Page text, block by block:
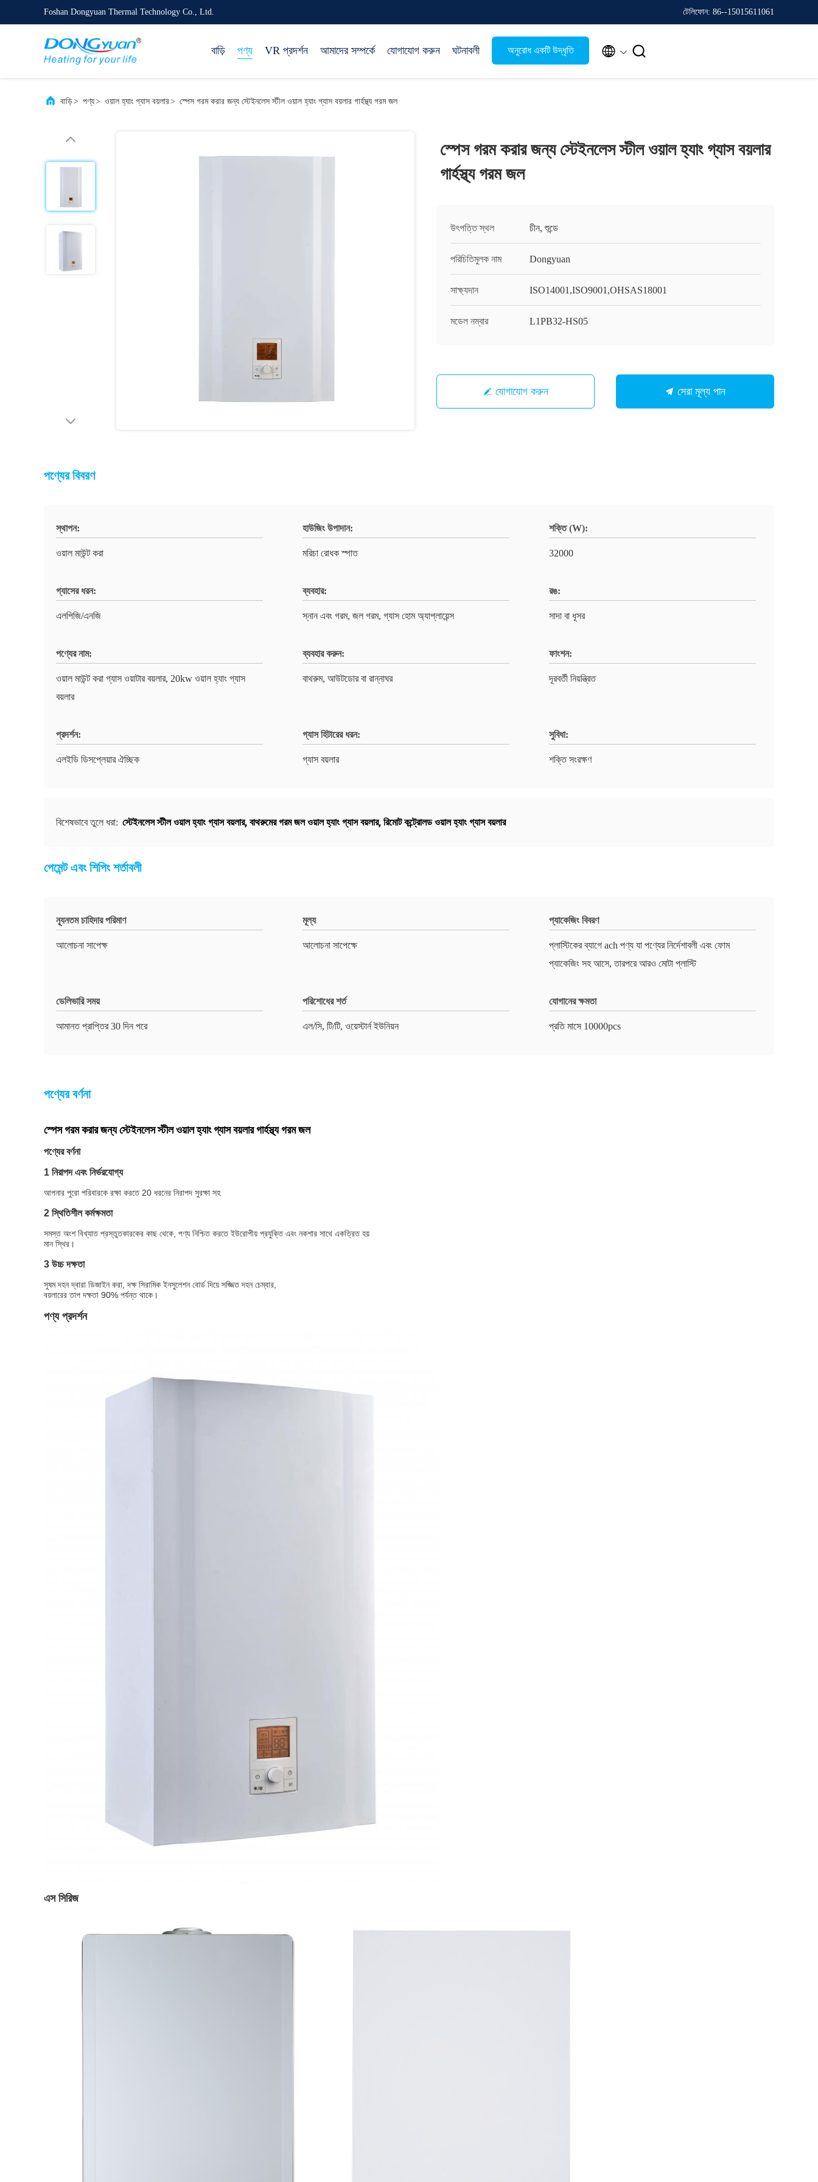
Foshan Dongyuan Thermal Technology Co., Ltd. টেলিফোন: 86--15015611061
বাড়ি পণ্য VR প্রদর্শন আমাদের সম্পর্কে যোগাযোগ করুন ঘটনাবলী অনুরোধ একটি উদ্ধৃতি  
বাড়ি> পণ্য> ওয়াল হ্যাং গ্যাস বয়লার> স্পেস গরম করার জন্য স্টেইনলেস স্টীল ওয়াল হ্যাং গ্যাস বয়লার গার্হস্থ্য গরম জল
স্পেস গরম করার জন্য স্টেইনলেস স্টীল ওয়াল হ্যাং গ্যাস বয়লার
গার্হস্থ্য গরম জল
উৎপত্তি স্থল চীন, শুন্ডে
পরিচিতিমুলক নাম Dongyuan
সাক্ষ্যদান ISO14001,ISO9001,OHSAS18001
মডেল নম্বার L1PB32-HS05
যোগাযোগ করুন সেরা মূল্য পান
পণ্যের বিবরণ
স্থাপন:
ওয়াল মাউন্ট করা
হাউজিং উপাদান:
মরিচা রোধক স্পাত
শক্তি (W):
32000
গ্যাসের ধরন:
এলপিজি/এনজি
ব্যবহার:
স্নান এবং গরম, জল গরম, গ্যাস হোম অ্যাপ্লায়েন্স
রঙ:
সাদা বা ধূসর
পণ্যের নাম:
ওয়াল মাউন্ট করা গ্যাস ওয়াটার বয়লার, 20kw ওয়াল হ্যাং গ্যাস
বয়লার
ব্যবহার করুন:
বাথরুম, আউটডোর বা রান্নাঘর
ফাংশন:
দূরবর্তী নিয়ন্ত্রিত
প্রদর্শন:
এলইডি ডিসপ্লেয়ার ঐচ্ছিক
গ্যাস হিটারের ধরন:
গ্যাস বয়লার
সুবিধা:
শক্তি সংরক্ষণ
বিশেষভাবে তুলে ধরা: স্টেইনলেস স্টীল ওয়াল হ্যাং গ্যাস বয়লার, বাথরুমের গরম জল ওয়াল হ্যাং গ্যাস বয়লার, রিমোট কন্ট্রোলড ওয়াল হ্যাং গ্যাস বয়লার
পেমেন্ট এবং শিপিং শর্তাবলী
ন্যূনতম চাহিদার পরিমাণ
আলোচনা সাপেক্ষ
মূল্য
আলোচনা সাপেক্ষে
প্যাকেজিং বিবরণ
প্লাস্টিকের ব্যাগে ach পণ্য যা পণ্যের নির্দেশাবলী এবং ফোম
প্যাকেজিং সহ আসে, তারপরে আরও মোটা প্লাস্টি
ডেলিভারি সময়
আমানত প্রাপ্তির 30 দিন পরে
পরিশোধের শর্ত
এল/সি, টি/টি, ওয়েস্টার্ন ইউনিয়ন
যোগানের ক্ষমতা
প্রতি মাসে 10000pcs
পণ্যের বর্ণনা
স্পেস গরম করার জন্য স্টেইনলেস স্টীল ওয়াল হ্যাং গ্যাস বয়লার গার্হস্থ্য গরম জল
পণ্যের বর্ণনা
1 নিরাপদ এবং নির্ভরযোগ্য
আপনার পুরো পরিবারকে রক্ষা করতে 20 ধরনের নিরাপদ সুরক্ষা সহ
2 স্থিতিশীল কর্মক্ষমতা
সমস্ত অংশ বিখ্যাত প্রস্তুতকারকের কাছ থেকে, পণ্য নিশ্চিত করতে ইউরোপীয় প্রযুক্তি এবং নকশার সাথে একত্রিত হয়
মান স্থির।
3 উচ্চ দক্ষতা
সুষম দহন দ্বারা ডিজাইন করা, দক্ষ সিরামিক ইনসুলেশন বোর্ড দিয়ে সজ্জিত দহন চেম্বার,
বয়লারের তাপ দক্ষতা 90% পর্যন্ত থাকে।
পণ্য প্রদর্শন
এস সিরিজ